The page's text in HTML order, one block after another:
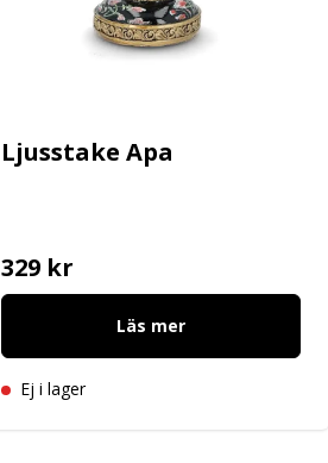
Ljusstake Apa
329 kr
Läs mer
Ej i lager